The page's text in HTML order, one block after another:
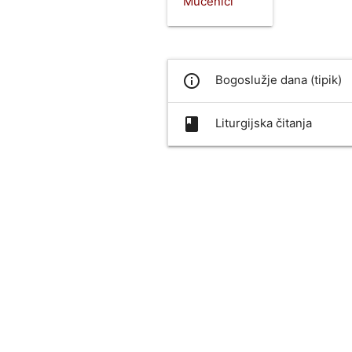
info_outline Bogoslužje dana (tipik)
book Liturgijska čitanja